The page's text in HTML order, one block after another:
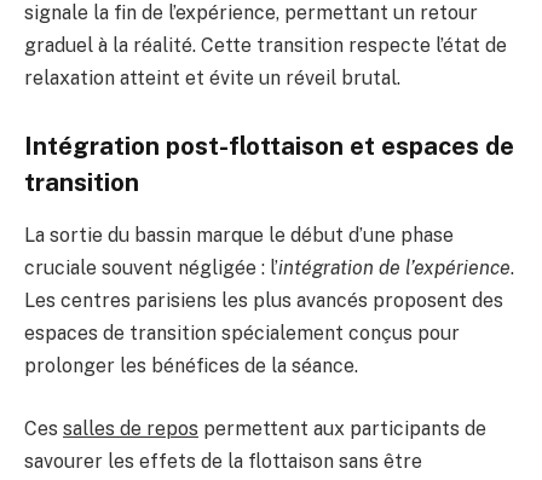
signale la fin de l’expérience, permettant un retour
graduel à la réalité. Cette transition respecte l’état de
relaxation atteint et évite un réveil brutal.
Intégration post-flottaison et espaces de
transition
La sortie du bassin marque le début d’une phase
cruciale souvent négligée : l’intégration de l’expérience.
Les centres parisiens les plus avancés proposent des
espaces de transition spécialement conçus pour
prolonger les bénéfices de la séance.
Ces salles de repos permettent aux participants de
savourer les effets de la flottaison sans être